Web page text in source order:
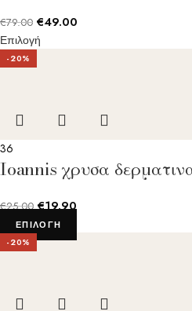
€79.00 €49.00
Επιλογή
-20%
36
Ioannis χρυσα
€25.00 €19.90
ΕΠΙΛΟΓΉ
-20%